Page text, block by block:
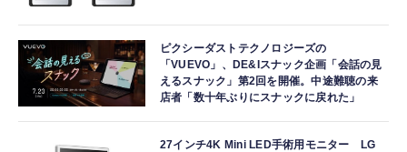
ピクシーダストテクノロジーズの
「VUEVO」、DE&Iスナック企画「会話の見
えるスナック」第2回を開催。中途難聴の来
店者「数十年ぶりにスナックに戻れた」
27インチ4K Mini LED手術用モニター LG